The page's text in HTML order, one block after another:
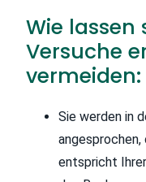
Wie lassen
Versuche
vermeiden:
Sie werden in
angesprochen,
entspricht